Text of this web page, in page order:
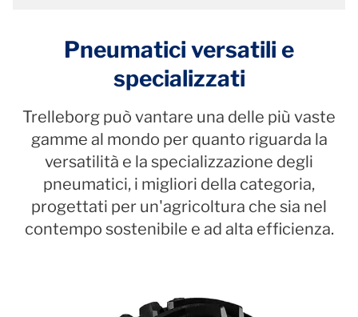
Pneumatici versatili e
specializzati
Trelleborg può vantare una delle più vaste
gamme al mondo per quanto riguarda la
versatilità e la specializzazione degli
pneumatici, i migliori della categoria,
progettati per un'agricoltura che sia nel
contempo sostenibile e ad alta efficienza.